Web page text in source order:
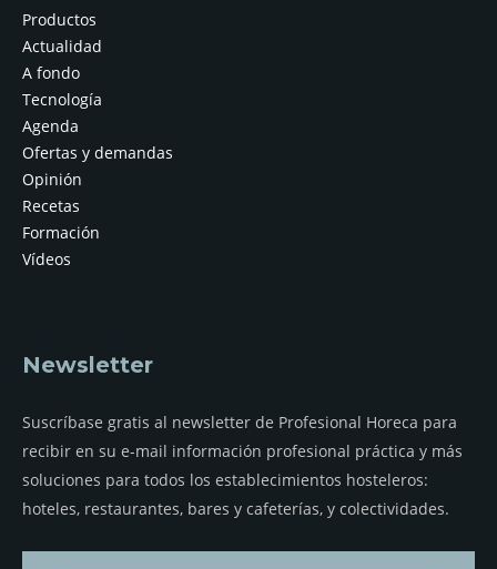
Productos
Actualidad
A fondo
Tecnología
Agenda
Ofertas y demandas
Opinión
Recetas
Formación
Vídeos
Newsletter
Suscríbase gratis al newsletter de Profesional Horeca para
recibir en su e-mail información profesional práctica y más
soluciones para todos los establecimientos hosteleros:
hoteles, restaurantes, bares y cafeterías, y colectividades.